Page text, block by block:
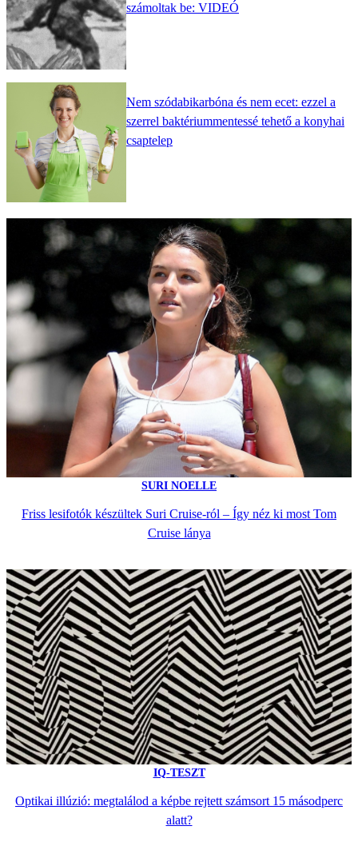
számoltak be: VIDEÓ
Nem szódabikarbóna és nem ecet: ezzel a
szerrel baktériummentessé tehető a konyhai
csaptelep
SURI NOELLE
Friss lesifotók készültek Suri Cruise-ról – Így néz ki most Tom
Cruise lánya
IQ-TESZT
Optikai illúzió: megtalálod a képbe rejtett számsort 15 másodperc
alatt?